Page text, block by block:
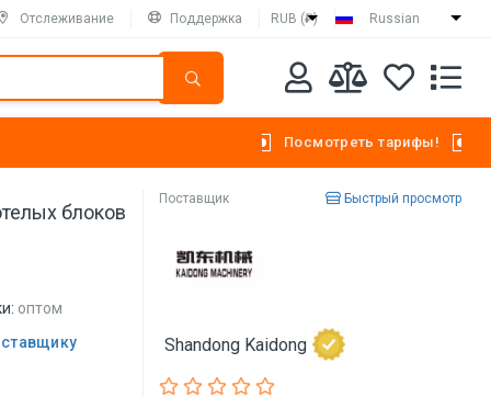
Отслеживание Поддержка RUB (₽) Russian
Посмотреть тарифы!
блоков
оптом
Поставщик Быстрый просмотр
Shandong Kaidong